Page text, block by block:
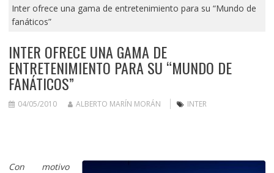
Inter ofrece una gama de entretenimiento para su “Mundo de
fanáticos”
INTER OFRECE UNA GAMA DE
ENTRETENIMIENTO PARA SU “MUNDO DE
FANÁTICOS”
04/05/2010 ALBERTO MARÍN MORÁN INTER
Con motivo